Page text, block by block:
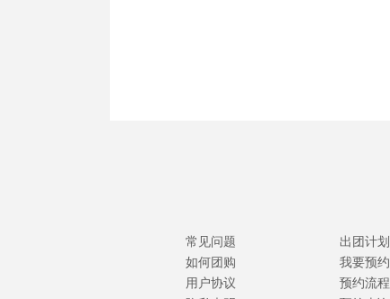
常见问题
如何团购
用户协议
出团计划
我要预约
预约流程